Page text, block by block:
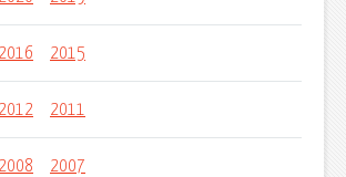
2016 2015
2012 2011
2008 2007